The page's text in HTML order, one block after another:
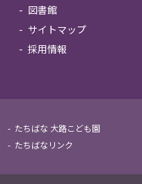
図書館
サイトマップ
採用情報
たちばな 大路こども園
たちばなリンク